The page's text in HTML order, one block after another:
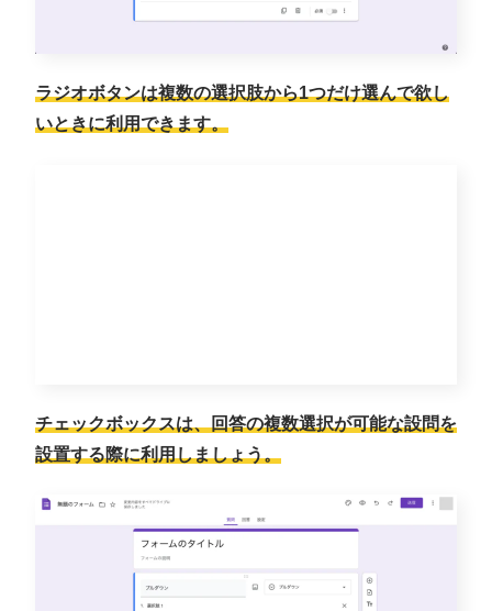
ラジオボタンは複数の選択肢から1つだけ選んで欲し
いときに利用できます。
チェックボックスは、回答の複数選択が可能な設問を
設置する際に利用しましょう。